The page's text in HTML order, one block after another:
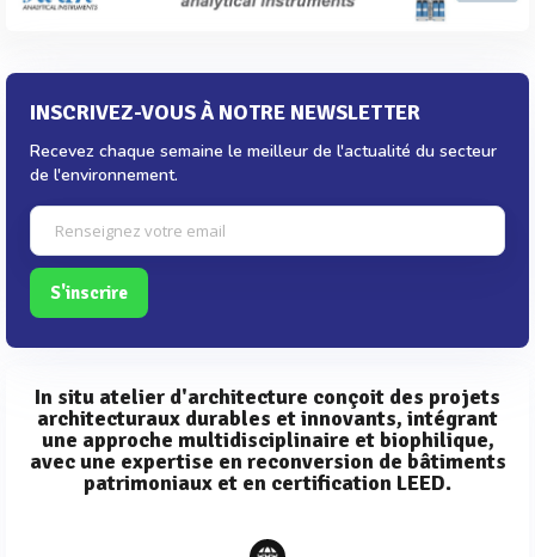
INSCRIVEZ-VOUS À NOTRE NEWSLETTER
Recevez chaque semaine le meilleur de l'actualité du secteur
de l'environnement.
S'inscrire
In situ atelier d'architecture conçoit des projets
architecturaux durables et innovants, intégrant
une approche multidisciplinaire et biophilique,
avec une expertise en reconversion de bâtiments
patrimoniaux et en certification LEED.